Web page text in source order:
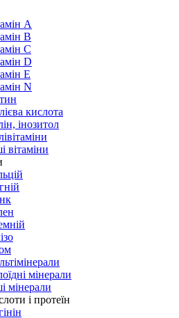
A
B
C
D
E
N
кислота
інозитол
вітаміни
мінерали
мінерали
і протеїн